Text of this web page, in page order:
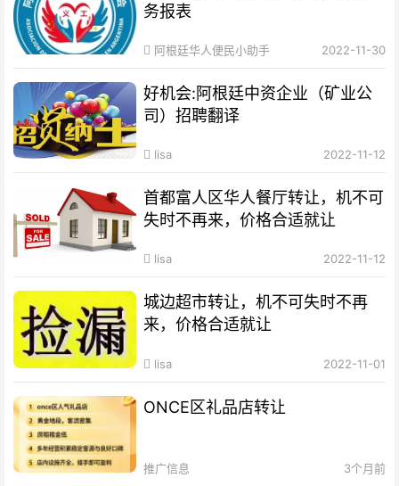
务报表
阿根廷华人便民小助手 2022-11-30
好机会:阿根廷中资企业（矿业公
司）招聘翻译
lisa 2022-11-12
首都富人区华人餐厅转让，机不可
失时不再来，价格合适就让
lisa 2022-11-12
城边超市转让，机不可失时不再
来，价格合适就让
lisa 2022-11-01
ONCE区礼品店转让
推广信息 3个月前